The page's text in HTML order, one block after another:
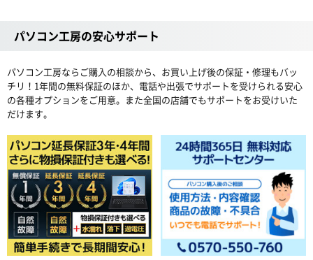
パソコン工房の安心サポート
パソコン工房ならご購入の相談から、お買い上げ後の保証・修理もバッ
チリ！1年間の無料保証のほか、電話や出張でサポートを受けられる安心
の各種オプションをご用意。また全国の店舗でもサポートをお受けいた
だけます。